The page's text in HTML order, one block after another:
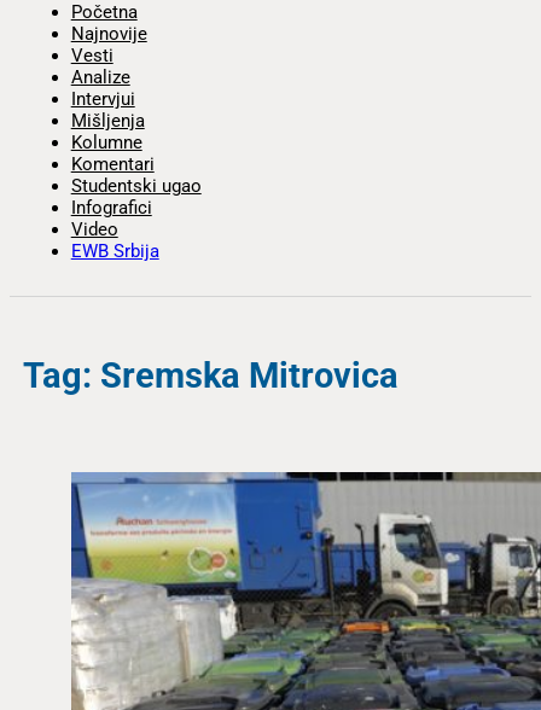
Početna
Najnovije
Vesti
Analize
Intervjui
Mišljenja
Kolumne
Komentari
Studentski ugao
Infografici
Video
EWB Srbija
Tag: Sremska Mitrovica